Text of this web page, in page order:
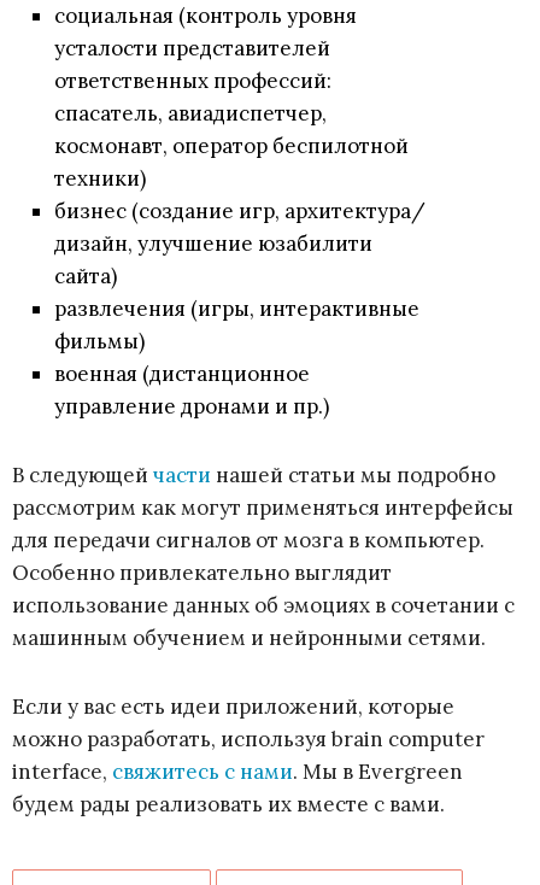
социальная (контроль уровня
усталости представителей
ответственных профессий:
спасатель, авиадиспетчер,
космонавт, оператор беспилотной
техники)
бизнес (создание игр, архитектура/
дизайн, улучшение юзабилити
сайта)
развлечения (игры, интерактивные
фильмы)
военная (дистанционное
управление дронами и пр.)
В следующей части нашей статьи мы подробно
рассмотрим как могут применяться интерфейсы
для передачи сигналов от мозга в компьютер.
Особенно привлекательно выглядит
использование данных об эмоциях в сочетании с
машинным обучением и нейронными сетями.
Если у вас есть идеи приложений, которые
можно разработать, используя brain computer
interface, свяжитесь с нами. Мы в Evergreen
будем рады реализовать их вместе с вами.